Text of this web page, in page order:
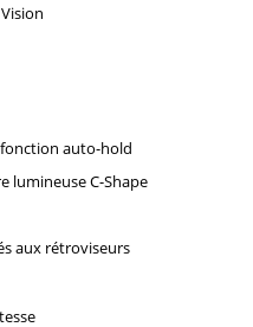
auto-hold
lumineuse C-Shape
aux rétroviseurs